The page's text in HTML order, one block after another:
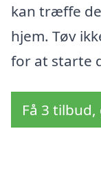
kan træffe
hjem. Tøv
for at starte
Få 3